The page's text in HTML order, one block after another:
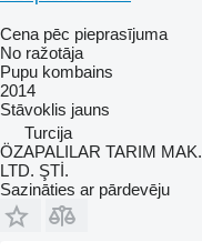
Cena pēc pieprasījuma
No ražotāja
Pupu kombains
2014
Stāvoklis jauns
Turcija
ÖZAPALILAR TARIM
LTD. ŞTİ.
Sazināties ar pārdevēju